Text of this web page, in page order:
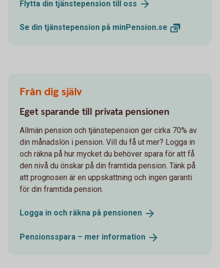
Flytta din tjänstepension till oss
Se din tjänstepension på minPension.se
Från dig själv
Eget sparande till privata pensionen
Allmän pension och tjänstepension ger cirka 70% av
din månadslön i pension. Vill du få ut mer? Logga in
och räkna på hur mycket du behöver spara för att få
den nivå du önskar på din framtida pension. Tänk på
att prognosen är en uppskattning och ingen garanti
för din framtida pension.
Logga in och räkna på pensionen
Pensionsspara – mer information